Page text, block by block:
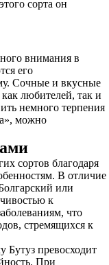
сорта он
внимания в
его
Сочные и вкусные
любителей, так и
немного терпения
можно
сортов благодаря
В отличие
или
к
что
стремящихся к
Бутуз превосходит
При